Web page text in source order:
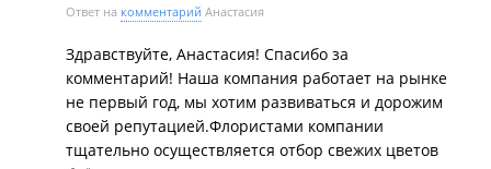
Ответ на комментарий Анастасия
Здравствуйте, Анастасия! Спасибо за
комментарий! Наша компания работает на рынке
не первый год, мы хотим развиваться и дорожим
своей репутацией.Флористами компании
тщательно осуществляется отбор свежих цветов